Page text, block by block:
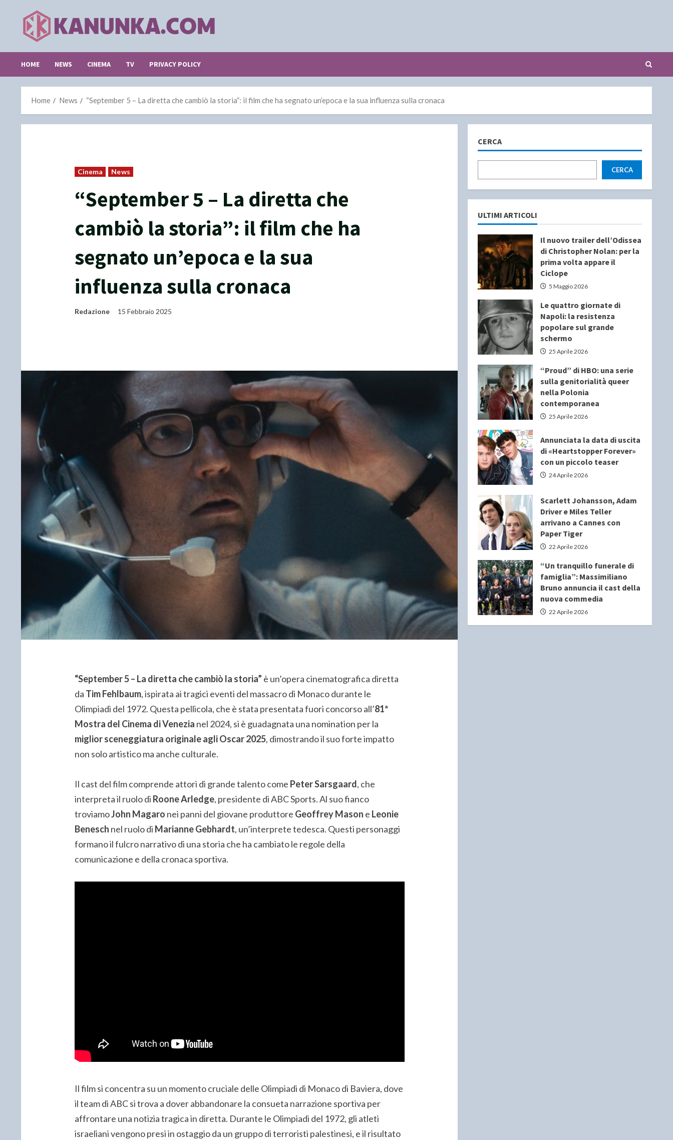
content
HOME NEWS CINEMA TV PRIVACY POLICY
Home News “September 5 – La diretta che cambiò la storia”: il film che ha segnato un’epoca e la sua influenza sulla cronaca
Cinema News
“September 5 – La diretta che
cambiò la storia”: il film che ha
segnato un’epoca e la sua
influenza sulla cronaca
Redazione 15 Febbraio 2025
“September 5 – La diretta che cambiò la storia” è un’opera cinematografica diretta
da Tim Fehlbaum, ispirata ai tragici eventi del massacro di Monaco durante le
Olimpiadi del 1972. Questa pellicola, che è stata presentata fuori concorso all’81ª
Mostra del Cinema di Venezia nel 2024, si è guadagnata una nomination per la
miglior sceneggiatura originale agli Oscar 2025, dimostrando il suo forte impatto
non solo artistico ma anche culturale.
Il cast del film comprende attori di grande talento come Peter Sarsgaard, che
interpreta il ruolo di Roone Arledge, presidente di ABC Sports. Al suo fianco
troviamoJohn Magaro nei panni del giovane produttore Geoffrey Mason e Leonie
Benesch nel ruolo di Marianne Gebhardt, un’interprete tedesca. Questi personaggi
formano il fulcro narrativo di una storia che ha cambiato le regole della
comunicazione e della cronaca sportiva.
Il film si concentra su un momento cruciale delle Olimpiadi di Monaco di Baviera, dove
il team di ABC si trova a dover abbandonare la consueta narrazione sportiva per
affrontare una notizia tragica in diretta. Durante le Olimpiadi del 1972, gli atleti
israeliani vengono presi in ostaggio da un gruppo di terroristi palestinesi, e il risultato
CERCA
CERCA
ULTIMI ARTICOLI
Il nuovo trailer dell’Odissea
di Christopher Nolan: per la
prima volta appare il
Ciclope
5 Maggio 2026
Le quattro giornate di
Napoli: la resistenza
popolare sul grande
schermo
25 Aprile 2026
“Proud” di HBO: una serie
sulla genitorialità queer
nella Polonia
contemporanea
25 Aprile 2026
Annunciata la data di uscita
di «Heartstopper Forever»
con un piccolo teaser
24 Aprile 2026
Scarlett Johansson, Adam
Driver e Miles Teller
arrivano a Cannes con
Paper Tiger
22 Aprile 2026
“Un tranquillo funerale di
famiglia”: Massimiliano
Bruno annuncia il cast della
nuova commedia
22 Aprile 2026